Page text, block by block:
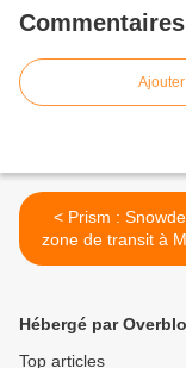
Commentaires
< Prism : Snowden "en
zone de transit à
(Poutine) ne
Hébergé par
Top articles